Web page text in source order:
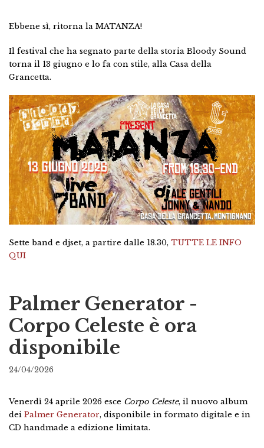
Ebbene sì, ritorna la MATANZA!
Il festival che ha segnato parte della storia Bloody Sound
torna il 13 giugno e lo fa con stile, alla Casa della
Grancetta.
Sette band e djset, a partire dalle 18.30, TUTTE LE INFO
QUI
Palmer Generator -
Corpo Celeste è ora
disponibile
24/04/2026
Venerdì 24 aprile 2026 esce Corpo Celeste, il nuovo album
dei Palmer Generator, disponibile in formato digitale e in
CD handmade a edizione limitata.